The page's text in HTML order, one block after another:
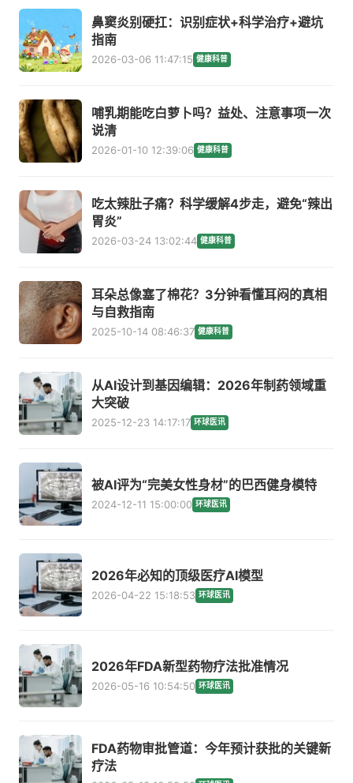
鼻窦炎别硬扛：识别症状+科学治疗+避坑
指南
2026-03-06 11:47:15 健康科普
哺乳期能吃白萝卜吗？益处、注意事项一次
说清
2026-01-10 12:39:06 健康科普
吃太辣肚子痛？科学缓解4步走，避免“辣出
胃炎”
2026-03-24 13:02:44 健康科普
耳朵总像塞了棉花？3分钟看懂耳闷的真相
与自救指南
2025-10-14 08:46:37 健康科普
从AI设计到基因编辑：2026年制药领域重
大突破
2025-12-23 14:17:17 环球医讯
被AI评为“完美女性身材”的巴西健身模特
2024-12-11 15:00:00 环球医讯
2026年必知的顶级医疗AI模型
2026-04-22 15:18:53 环球医讯
2026年FDA新型药物疗法批准情况
2026-05-16 10:54:50 环球医讯
FDA药物审批管道：今年预计获批的关键新
疗法